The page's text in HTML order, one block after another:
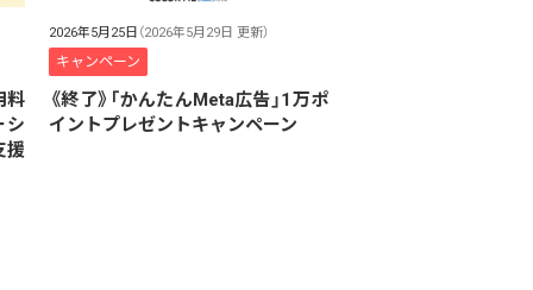
料
シ
援
2026年5月25日 （2026年5月29日 更新）
キャンペーン
《終了》「かんたんMeta広告」1万ポ
イントプレゼントキャンペーン